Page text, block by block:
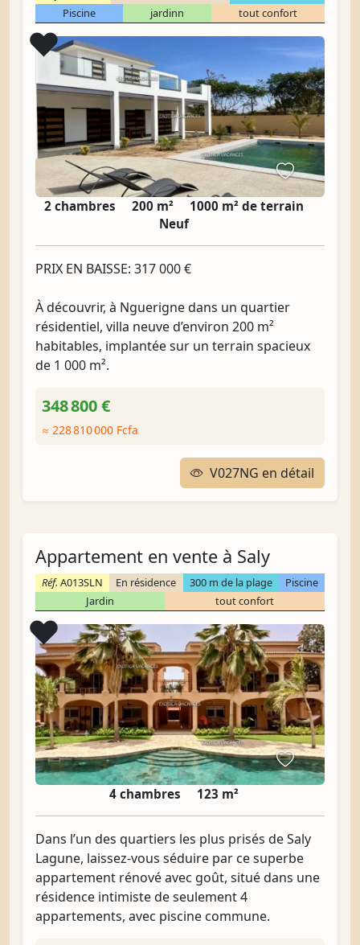
Piscine
jardinn tout confort
❤️Coup de cœur
2 chambres 200 m²
1000 m² de terrain
Neuf
PRIX EN BAISSE: 317 000 €
À découvrir, à Nguerigne dans un quartier
résidentiel, villa neuve d’environ 200 m²
habitables, implantée sur un terrain spacieux
de 1 000 m².
348 800 €
≈ 228 810 000 Fcfa
V027NG en détail
Appartement en vente à Saly
Réf. A013SLN En résidence 300 m de la plage
Piscine
Jardin
tout confort
❤️Coup de cœur
4 chambres 123 m²
Dans l’un des quartiers les plus prisés de Saly
Lagune, laissez-vous séduire par ce superbe
appartement rénové avec goût, situé dans une
résidence intimiste de seulement 4
appartements, avec piscine commune.